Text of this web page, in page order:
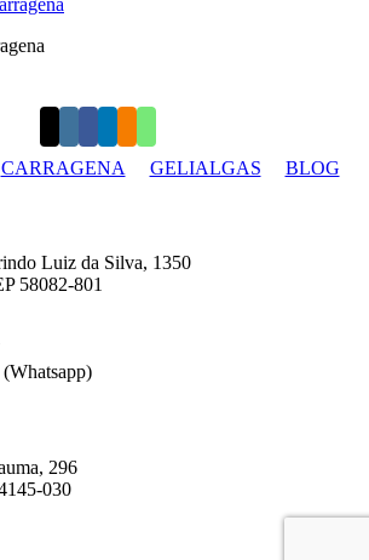
CARRAGENA GELIALGAS BLOG
Luiz da Silva, 1350
58082-801
296
030